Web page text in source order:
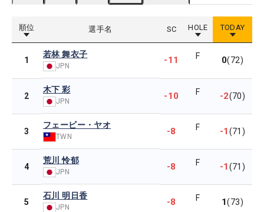
順位 選手名 SC HOLE TODAY
1
若林 舞衣子
JPN
-11 F 0(72)
2
木下 彩
JPN -10 F -2(70)
3
フェービー・ヤオ
TWN -8 F -1(71)
4
荒川 怜郁
JPN -8 F -1(71)
5
石川 明日香
JPN -8 F 1(73)